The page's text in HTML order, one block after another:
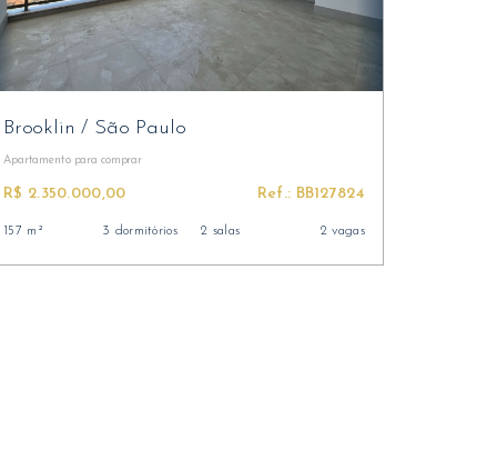
Brooklin/ São Paulo
Apartamento para comprar
R$ 2.350.000,00 Ref.: BB127824
157 m² 3 dormitórios 2 salas 2 vagas